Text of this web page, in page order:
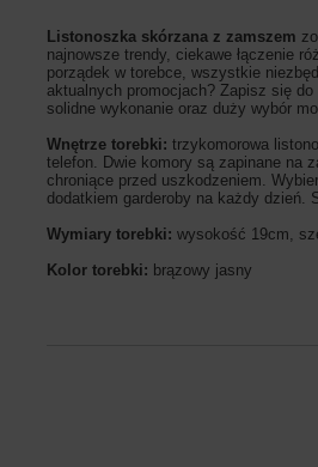
Listonoszka skórzana z zamszem
najnowsze trendy, ciekawe łączenie
porządek w torebce, wszystkie
aktualnych promocjach? Zapisz się
solidne wykonanie oraz duży wybór
Wnętrze torebki: trzykomorowa
telefon. Dwie komory są zapinane na
chroniące przed uszkodzeniem.
dodatkiem garderoby na każdy dzień.
Wymiary torebki: wysokość 19cm,
Kolor torebki: brązowy jasny